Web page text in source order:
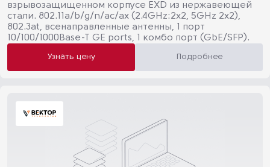
взрывозащищенном корпусе EXD из нержавеющей
стали. 802.11a/b/g/n/ac/ax (2.4GHz:2х2, 5GHz 2x2),
802.3at, всенаправленные антенны, 1 порт
10/100/1000Base-T GE ports, 1 комбо порт (GbE/SFP).
Узнать цену Подробнее